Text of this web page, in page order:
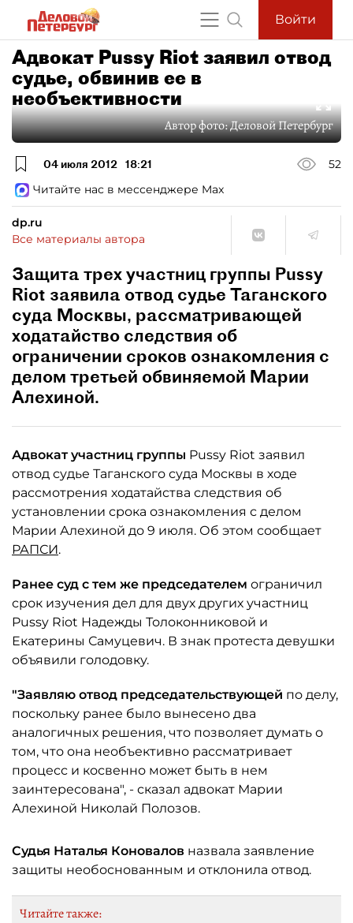
Войти
Адвокат Pussy Riot заявил отвод
судье, обвинив ее в
необъективности
Автор фото:Деловой Петербург
04 июля 2012 18:21
52
Читайте нас в мессенджере Max
dp.ru
Все материалы автора
Защита трех участниц группы Pussy
Riot заявила отвод судье Таганского
суда Москвы, рассматривающей
ходатайство следствия об
ограничении сроков ознакомления с
делом третьей обвиняемой Марии
Алехиной.
Адвокат участниц группы Pussy Riot заявил
отвод судье Таганского суда Москвы в ходе
рассмотрения ходатайства следствия об
установлении срока ознакомления с делом
Марии Алехиной до 9 июля. Об этом сообщает
РАПСИ.
Ранее суд с тем же председателем ограничил
срок изучения дел для двух других участниц
Pussy Riot Надежды Толоконниковой и
Екатерины Самуцевич. В знак протеста девушки
объявили голодовку.
"Заявляю отвод председательствующей по делу,
поскольку ранее было вынесено два
аналогичных решения, что позволяет думать о
том, что она необъективно рассматривает
процесс и косвенно может быть в нем
заинтересована", - сказал адвокат Марии
Алехиной Николай Полозов.
Судья Наталья Коновалов назвала заявление
защиты необоснованным и отклонила отвод.
Читайте также: